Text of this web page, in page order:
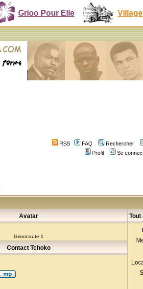
Grioo Pour Elle Village
RSS FAQ
Rechercher
Profil
Se
Avatar Tout
Grioonaute 1
Contact Tchoko